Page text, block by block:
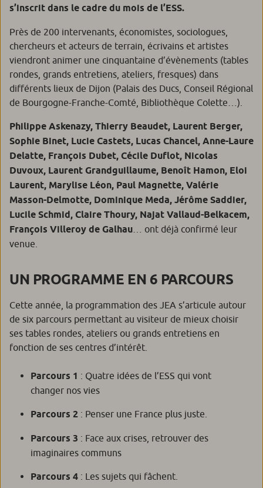
s’inscrit dans le cadre du mois de l’ESS.
Près de 200 intervenants, économistes, sociologues,
chercheurs et acteurs de terrain, écrivains et artistes
viendront animer une cinquantaine d’évènements (tables
rondes, grands entretiens, ateliers, fresques) dans
différents lieux de Dijon (Palais des Ducs, Conseil Régional
de Bourgogne-Franche-Comté, Bibliothèque Colette…).
Philippe Askenazy, Thierry Beaudet, Laurent Berger,
Sophie Binet, Lucie Castets, Lucas Chancel, Anne-Laure
Delatte, François Dubet, Cécile Duflot, Nicolas
Duvoux, Laurent Grandguillaume, Benoît Hamon, Eloi
Laurent, Marylise Léon, Paul Magnette, Valérie
Masson-Delmotte, Dominique Meda, Jérôme Saddier,
Lucile Schmid, Claire Thoury, Najat Vallaud-Belkacem,
François Villeroy de Galhau … ont déjà confirmé leur
venue.
UN PROGRAMME EN 6 PARCOURS
Cette année, la programmation des JEA s’articule autour
de six parcours permettant au visiteur de mieux choisir
ses tables rondes, ateliers ou grands entretiens en
fonction de ses centres d’intérêt.
Parcours 1 : Quatre idées de l’ESS qui vont
changer nos vies
Parcours 2 : Penser une France plus juste.
Parcours 3 : Face aux crises, retrouver des
imaginaires communs
Parcours 4 : Les sujets qui fâchent.